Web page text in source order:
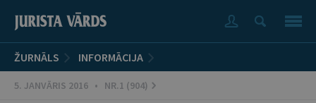
ŽURNĀLS INFORMĀCIJA
5. JANVĀRIS 2016 • NR.1 (904)